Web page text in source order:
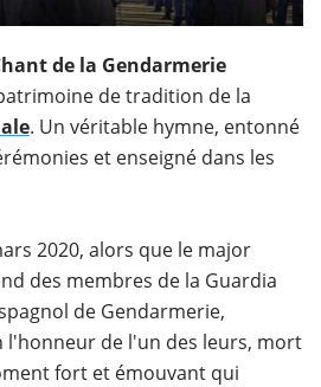
de la Gendarmerie
de tradition de la
. Un véritable hymne, entonné
et enseigné dans les
2020, alors que le major
des membres de la Guardia
de Gendarmerie,
l'honneur de l'un des leurs, mort
fort et émouvant qui